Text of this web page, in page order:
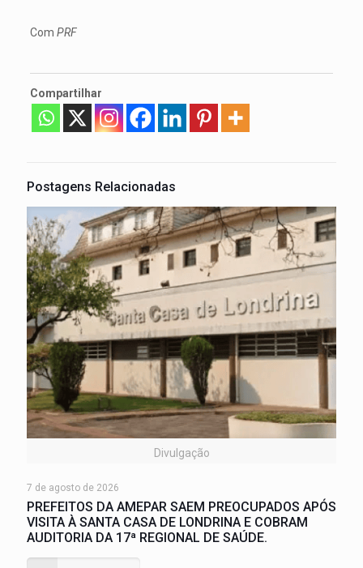
Com PRF
Compartilhar
Postagens Relacionadas
Divulgação
7 de agosto de 2026
PREFEITOS DA AMEPAR SAEM PREOCUPADOS APÓS
VISITA À SANTA CASA DE LONDRINA E COBRAM
AUDITORIA DA 17ª REGIONAL DE SAÚDE.